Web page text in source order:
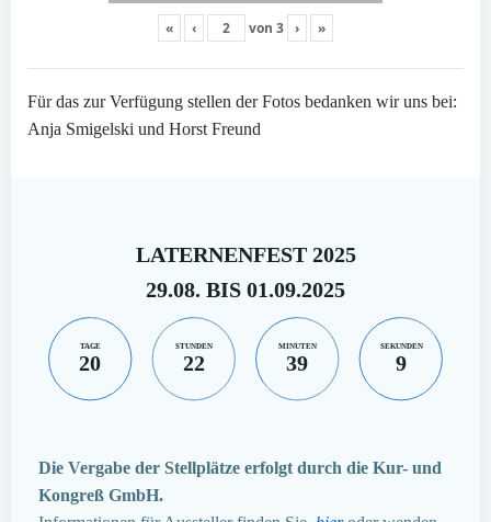
« ‹ von 3 › »
Für das zur Verfügung stellen der Fotos bedanken wir uns bei:
Anja Smigelski und Horst Freund
LATERNENFEST 2025
29.08. BIS 01.09.2025
TAGE
20
STUNDEN
22
MINUTEN
39
SEKUNDEN
8
Die Vergabe der Stellplätze erfolgt durch die Kur- und
Kongreß GmbH.